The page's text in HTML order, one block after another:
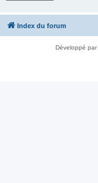
Index du forum
Développé par